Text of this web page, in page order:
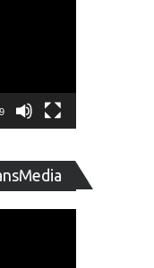
de
vídeo